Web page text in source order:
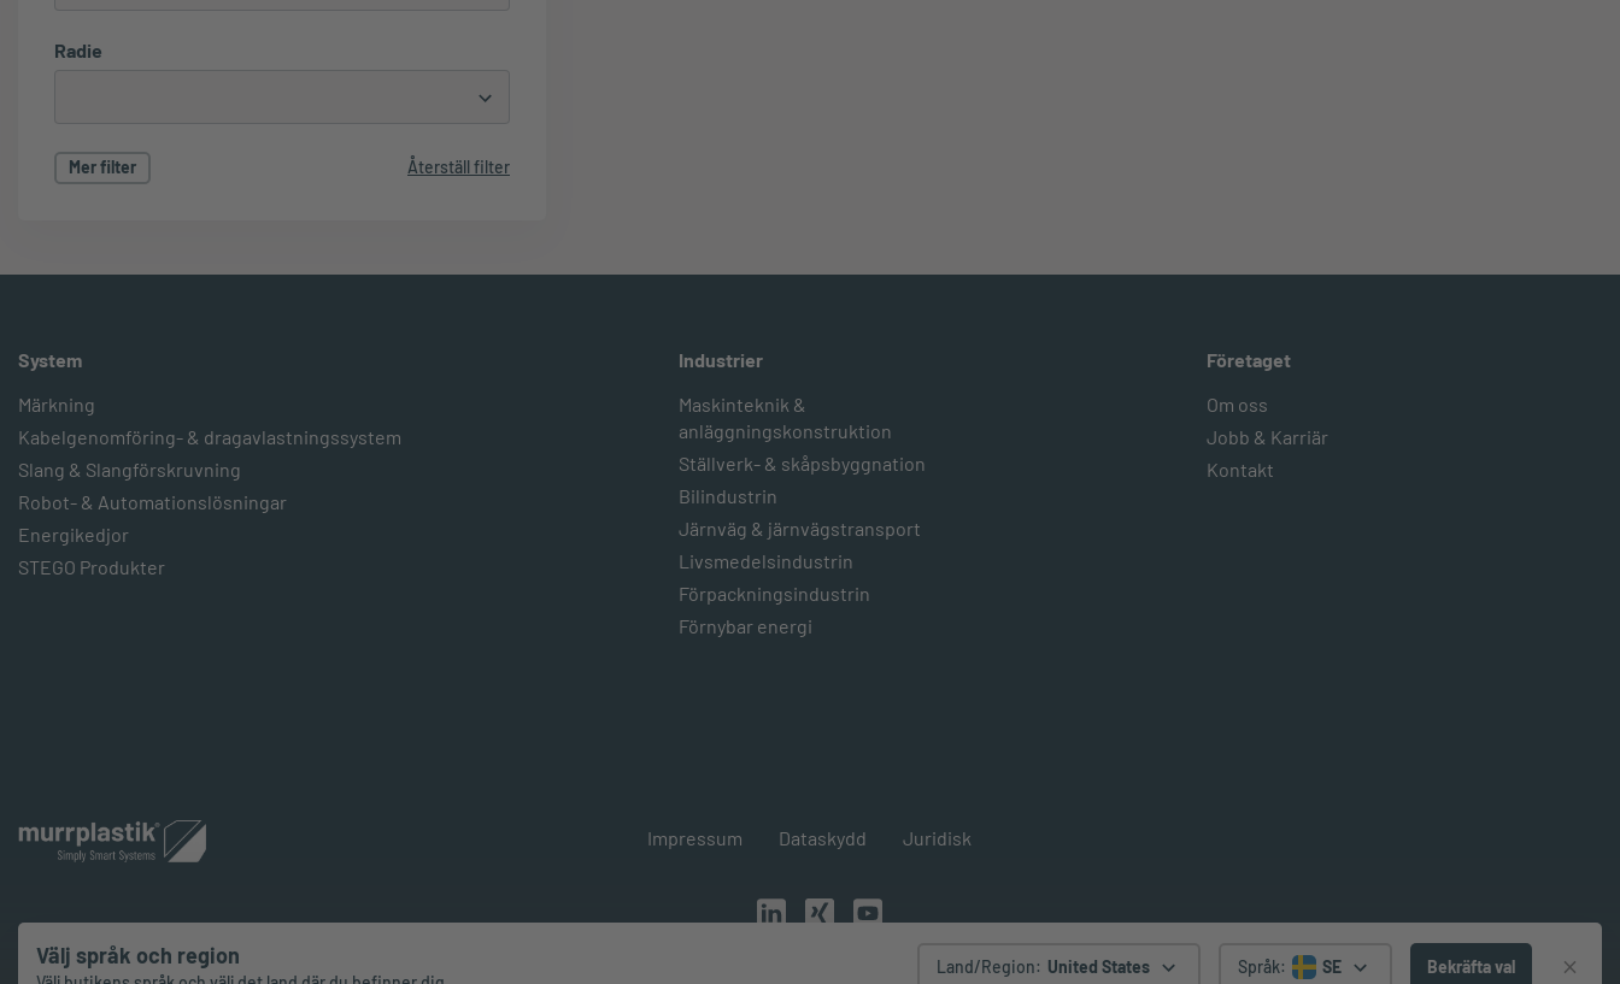
Radie
Mer filter Återställ filter
System
Märkning
Kabelgenomföring- & dragavlastningssystem
Slang & Slangförskruvning
Robot- & Automationslösningar
Energikedjor
STEGO Produkter
Industrier
Maskinteknik &
anläggningskonstruktion
Ställverk- & skåpsbyggnation
Bilindustrin
Järnväg & järnvägstransport
Livsmedelsindustrin
Förpackningsindustrin
Förnybar energi
Företaget
Om oss
Jobb & Karriär
Kontakt
Impressum Dataskydd Juridisk
Välj språk och region Land/Region: United States Språk: SE Bekräfta val